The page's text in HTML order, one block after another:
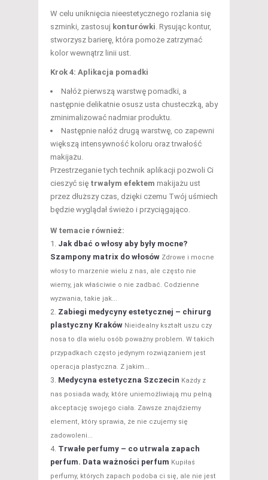
W celu uniknięcia nieestetycznego rozlania się
szminki, zastosuj konturówki. Rysując kontur,
stworzysz barierę, która pomoże zatrzymać
kolor wewnątrz linii ust.
Krok 4: Aplikacja pomadki
Nałóż pierwszą warstwę pomadki, a
następnie delikatnie osusz usta chusteczką, aby
zminimalizować nadmiar produktu.
Następnie nałóż drugą warstwę, co zapewni
większą intensywność koloru oraz trwałość
makijażu.
Przestrzeganie tych technik aplikacji pozwoli Ci
cieszyć się trwałym efektem makijażu ust
przez dłuższy czas, dzięki czemu Twój uśmiech
będzie wyglądał świeżo i przyciągająco.
W temacie również:
Jak dbać o włosy aby były mocne?
Szampony matrix do włosów Zdrowe i mocne
włosy to marzenie wielu z nas, ale często nie
wiemy, jak właściwie o nie zadbać. Codzienne
wyzwania, takie jak...
Zabiegi medycyny estetycznej – chirurg
plastyczny Kraków Nieidealny kształt uszu czy
nosa to dla wielu osób poważny problem. W takich
przypadkach często jedynym rozwiązaniem jest
operacja plastyczna. Z jakim...
Medycyna estetyczna Szczecin Każdy z
nas posiada wady, które uniemożliwiają mu pełną
akceptację swojego ciała. Zawsze znajdziemy
element, który sprawia, że nie czujemy się
zadowoleni...
Trwałe perfumy – co utrwala zapach
perfum. Data ważności perfum Kupiłaś
perfumy, których zapach podoba ci się, ale nie jest